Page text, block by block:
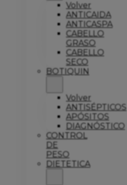
Volver
ANTICAIDA
ANTICASPA
CABELLO
GRASO
CABELLO
SECO
BOTIQUIN
Volver
ANTISÉPTICOS
APÓSITOS
DIAGNÓSTICO
CONTROL
DE
PESO
DIETETICA